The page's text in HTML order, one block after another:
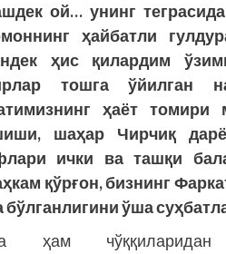
ой… унинг
ҳайбатли
ҳис қилардим
тошга ўйилган
ҳаёт
шаҳар Чирчиқ
ички ва ташқи
қўрғон, бизнинг
бўлганлигини ўша
ҳам